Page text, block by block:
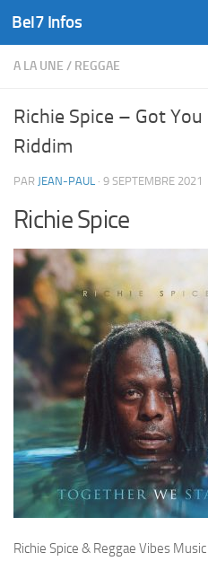
Skip to content
Bel7 Infos
A LA UNE / REGGAE
Richie Spice – Got
Riddim
PAR JEAN-PAUL · 9 SEPTEMBRE 2021
Richie Spice
Richie Spice & Reggae Vibes